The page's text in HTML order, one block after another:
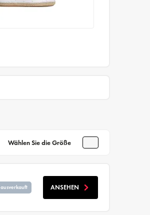
Wählen Sie die Größe
ausverkauft ANSEHEN